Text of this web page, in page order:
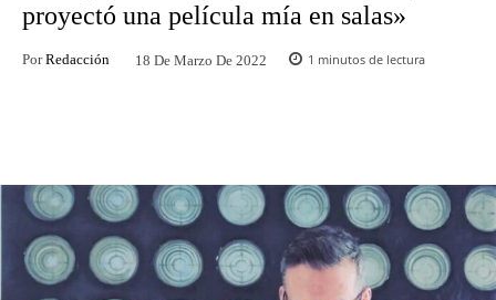
proyectó una película mía en salas»
Por Redacción 18 De Marzo De 2022 1 minutos de lectura